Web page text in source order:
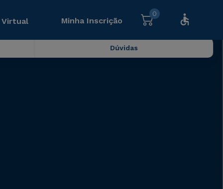
Virtual Minha Inscrição
0
Dúvidas